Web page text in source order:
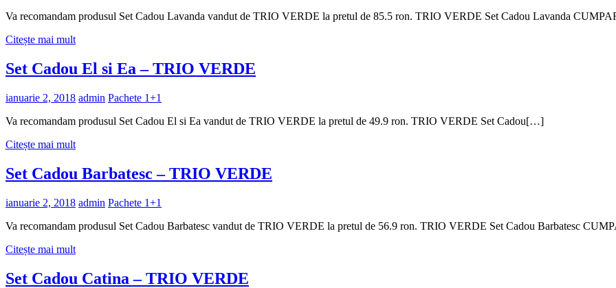
Va recomandam produsul Set Cadou Lavanda vandut de TRIO VERDE la pretul de 85.5 ron. TRIO VERDE Set Cadou Lavanda
Citește mai mult
Set Cadou El si Ea – TRIO VERDE
ianuarie 2, 2018 admin Pachete 1+1
Va recomandam produsul Set Cadou El si Ea vandut de TRIO VERDE la pretul de 49.9 ron. TRIO VERDE Set Cadou[…]
Citește mai mult
Set Cadou Barbatesc – TRIO VERDE
ianuarie 2, 2018 admin Pachete 1+1
Va recomandam produsul Set Cadou Barbatesc vandut de TRIO VERDE la pretul de 56.9 ron. TRIO VERDE Set Cadou Barbatesc
Citește mai mult
Set Cadou Catina – TRIO VERDE